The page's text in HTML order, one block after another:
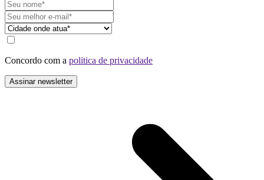
Concordo com a politica de privacidade